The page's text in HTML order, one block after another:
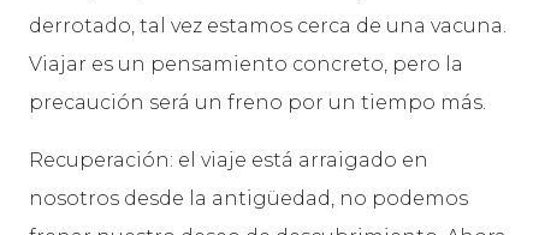
derrotado, tal vez estamos cerca de una vacuna.
Viajar es un pensamiento concreto, pero la
precaución será un freno por un tiempo más.
Recuperación: el viaje está arraigado en
nosotros desde la antigüedad, no podemos